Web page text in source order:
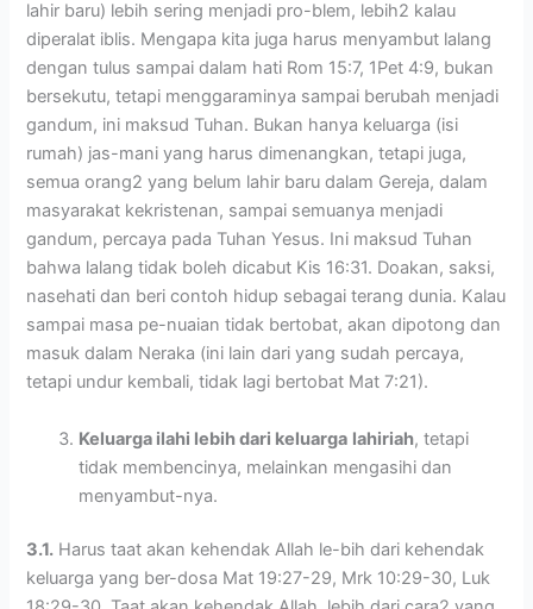
lahir baru) lebih sering menjadi pro-blem, lebih2 kalau
diperalat iblis. Mengapa kita juga harus menyambut lalang
dengan tulus sampai dalam hati Rom 15:7, 1Pet 4:9, bukan
bersekutu, tetapi menggaraminya sampai berubah menjadi
gandum, ini maksud Tuhan. Bukan hanya keluarga (isi
rumah) jas-mani yang harus dimenangkan, tetapi juga,
semua orang2 yang belum lahir baru dalam Gereja, dalam
masyarakat kekristenan, sampai semuanya menjadi
gandum, percaya pada Tuhan Yesus. Ini maksud Tuhan
bahwa lalang tidak boleh dicabut Kis 16:31. Doakan, saksi,
nasehati dan beri contoh hidup sebagai terang dunia. Kalau
sampai masa pe-nuaian tidak bertobat, akan dipotong dan
masuk dalam Neraka (ini lain dari yang sudah percaya,
tetapi undur kembali, tidak lagi bertobat Mat 7:21).
Keluarga ilahi lebih dari keluarga lahiriah, tetapi
tidak membencinya, melainkan mengasihi dan
menyambut-nya.
3.1. Harus taat akan kehendak Allah le-bih dari kehendak
keluarga yang ber-dosa Mat 19:27-29, Mrk 10:29-30, Luk